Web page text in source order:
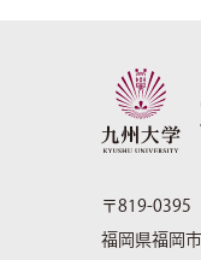
〒819-0395
福岡県福岡